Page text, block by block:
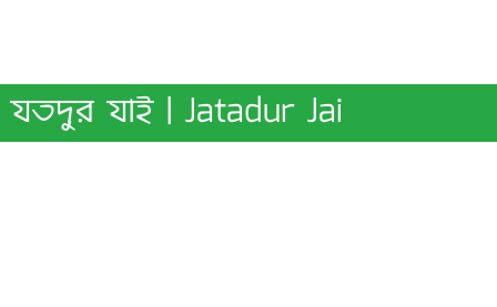
যতদুর যাই | Jatadur Jai